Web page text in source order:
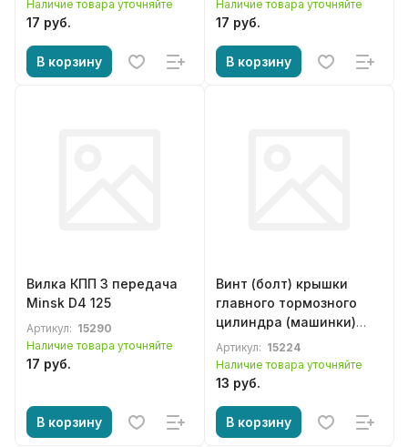
Наличие товара уточняйте
17 руб.
В корзину
Наличие товара уточняйте
17 руб.
В корзину
Вилка КПП 3 передача
Minsk D4 125
Артикул: 15290
Наличие товара уточняйте
17 руб.
В корзину
Винт (болт) крышки
главного тормозного
цилиндра (машинки)
Minsk X250
Артикул: 15224
Наличие товара уточняйте
13 руб.
В корзину